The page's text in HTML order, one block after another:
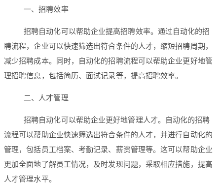
一、招聘效率
招聘自动化可以帮助企业提高招聘效率。通过自动化的招
聘流程，企业可以快速筛选出符合条件的人才，缩短招聘周期，
减少招聘成本。同时，自动化的招聘流程可以帮助企业更好地管
理招聘信息，包括简历、面试记录等，提高招聘效率。
二、人才管理
招聘自动化可以帮助企业更好地管理人才。自动化的招聘
流程可以帮助企业快速筛选出符合条件的人才，并进行自动化的
管理，包括员工档案、考勤记录、薪资管理等。这可以帮助企业
更加全面地了解员工情况，及时发现问题，采取相应措施，提高
人才管理水平。